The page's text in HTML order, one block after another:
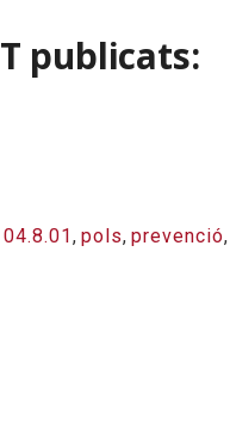
publicats:
04.8.01 , pols, prevenció,